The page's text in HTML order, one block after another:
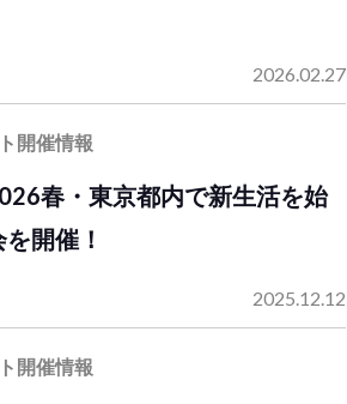
2026.02.27
開催情報
春・東京都内で新生活を始
開催！
2025.12.12
開催情報